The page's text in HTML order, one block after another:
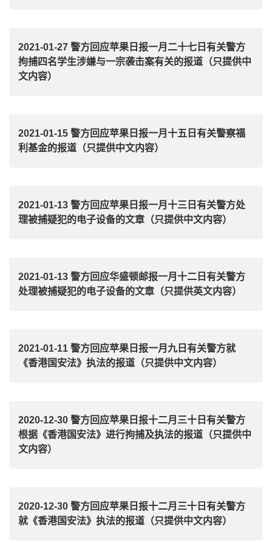
2021-01-27 警方回应苹果日报一月二十七日有关警方
拘捕四名学生涉嫌与一宗袭击案有关的报道（只提供中
文内容）
2021-01-15 警方回应苹果日报一月十五日有关警察福
利基金的报道（只提供中文内容）
2021-01-13 警方回应苹果日报一月十三日有关警方处
理被捕疑犯的电子设备的文章（只提供中文内容）
2021-01-13 警方回应华盛顿邮报一月十二日有关警方
处理被捕疑犯的电子设备的文章（只提供英文内容）
2021-01-11 警方回应苹果日报一月九日有关警方就
《香港国安法》执法的报道（只提供中文内容）
2020-12-30 警方回应苹果日报十二月三十日有关警方
根据《香港国安法》进行拘捕及执法的报道（只提供中
文内容）
2020-12-30 警方回应苹果日报十二月三十日有关警方
就《香港国安法》执法的报道（只提供中文内容）